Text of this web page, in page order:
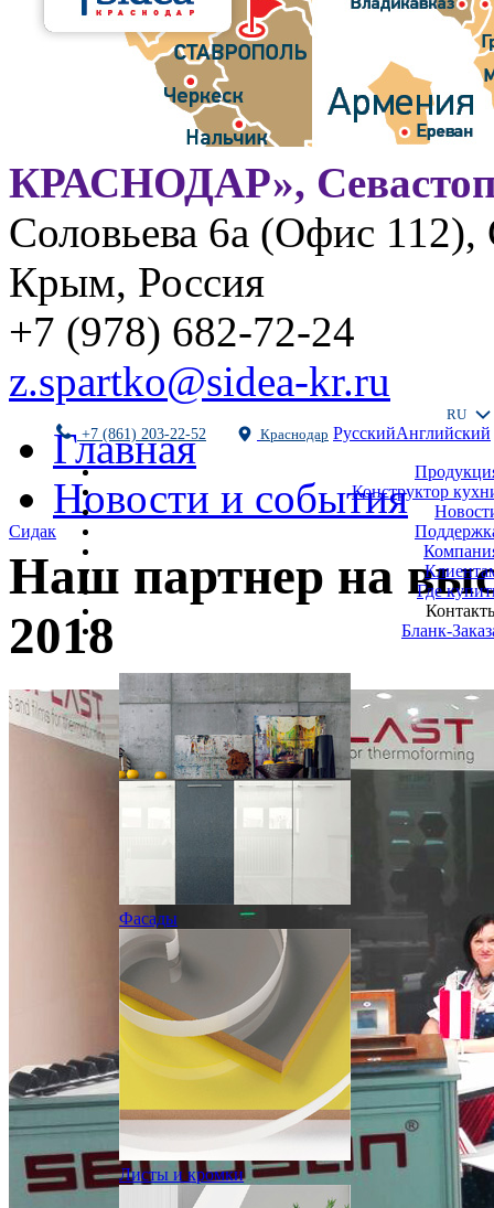
КРАСНОДАР»,
Соловьева 6а (Офис 112),
Крым, Россия
+7 (978) 682-72-24
z.spartko@sidea-kr.ru
Сидак
+7 (861) 203-22-52 Краснодар
RU
РусскийАнглийский
Конструктор
Где
Бланк-
Фасады
Листы и кромки
Главная
Новости и события
Наш партнер на
2018